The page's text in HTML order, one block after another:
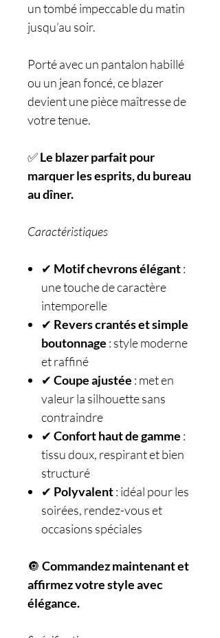
un tombé impeccable du matin
jusqu’au soir.
Porté avec un pantalon habillé
ou un jean foncé, ce blazer
devient une pièce maîtresse de
votre tenue.
✅Le blazer parfait pour
marquer les esprits, du bureau
au dîner.
Caractéristiques
✔ Motif chevrons élégant:
une touche de caractère
intemporelle
✔ Revers crantés et simple
boutonnage : style moderne
et raffiné
✔ Coupe ajustée : met en
valeur la silhouette sans
contraindre
✔ Confort haut de gamme :
tissu doux, respirant et bien
structuré
✔ Polyvalent: idéal pour les
soirées, rendez-vous et
occasions spéciales
🔘 Commandez maintenant et
affirmez votre style avec
élégance.